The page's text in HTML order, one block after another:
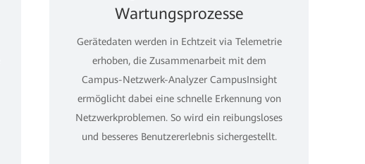
Wartungsprozesse
Gerätedaten werden in Echtzeit via Telemetrie
erhoben, die Zusammenarbeit mit dem
Campus-Netzwerk-Analyzer CampusInsight
ermöglicht dabei eine schnelle Erkennung von
Netzwerkproblemen. So wird ein reibungsloses
und besseres Benutzererlebnis sichergestellt.